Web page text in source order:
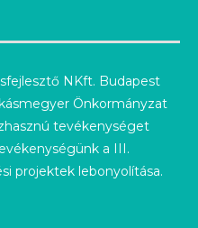
NKft. Budapest
Önkormányzat
tevékenységet
a III.
projektek lebonyolítása.